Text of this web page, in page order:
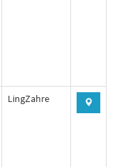
LingZahre